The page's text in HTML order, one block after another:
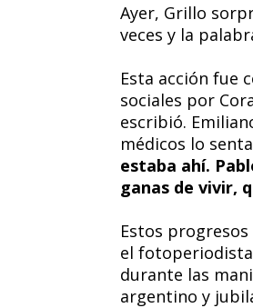
Ayer, Grillo
veces y la
Esta acción fue
sociales por
escribió.
médicos lo
estaba ahí.
ganas de vivir,
Estos
el
durante las
argentino y